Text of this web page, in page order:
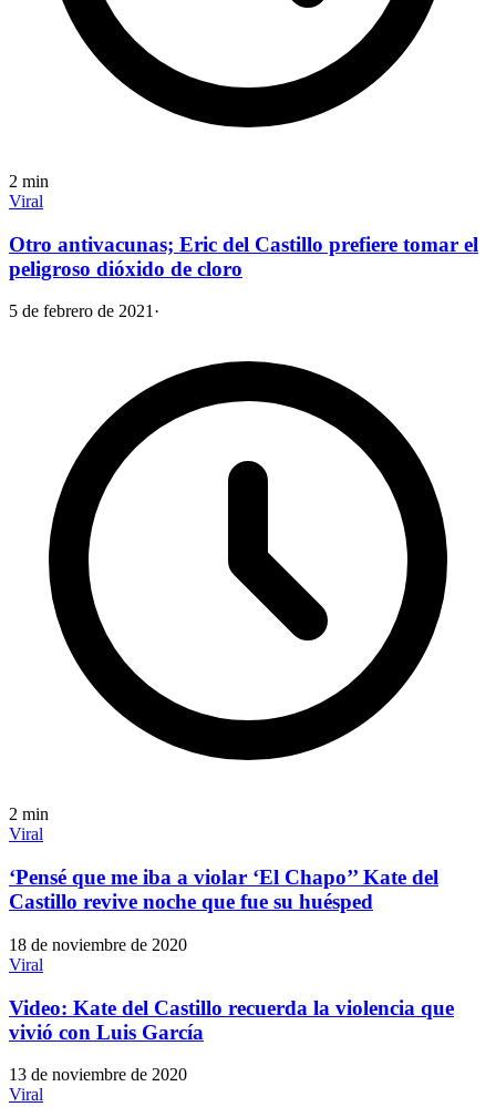
2 min
Viral
Otro antivacunas; Eric del Castillo prefiere tomar el
peligroso dióxido de cloro
5 de febrero de 2021·
2 min
Viral
‘Pensé que me iba a violar ‘El Chapo’’ Kate del
Castillo revive noche que fue su huésped
18 de noviembre de 2020
Viral
Video: Kate del Castillo recuerda la violencia que
vivió con Luis García
13 de noviembre de 2020
Viral